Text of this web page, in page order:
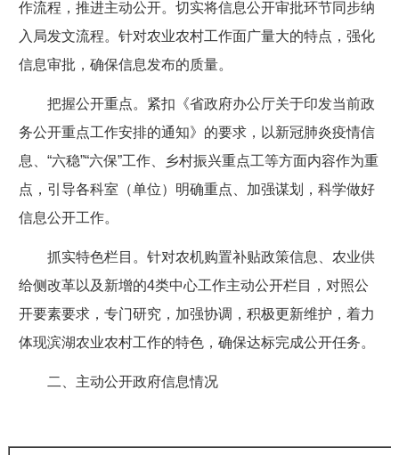
作流程，推进主动公开。切实将信息公开审批环节同步纳
入局发文流程。针对农业农村工作面广量大的特点，强化
信息审批，确保信息发布的质量。
把握公开重点。紧扣《省政府办公厅关于印发当前政
务公开重点工作安排的通知》的要求，以新冠肺炎疫情信
息、“六稳”“六保”工作、乡村振兴重点工等方面内容作为重
点，引导各科室（单位）明确重点、加强谋划，科学做好
信息公开工作。
抓实特色栏目。针对农机购置补贴政策信息、农业供
给侧改革以及新增的4类中心工作主动公开栏目，对照公
开要素要求，专门研究，加强协调，积极更新维护，着力
体现滨湖农业农村工作的特色，确保达标完成公开任务。
二、主动公开政府信息情况